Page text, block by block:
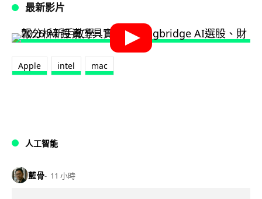
最新影片
Apple intel mac
人工智能
藍骨 11 小時